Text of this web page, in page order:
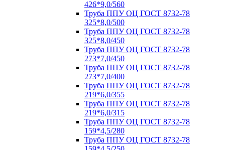
426*9,0/560
Труба ППУ ОЦ ГОСТ 8732-78
325*8,0/500
Труба ППУ ОЦ ГОСТ 8732-78
325*8,0/450
Труба ППУ ОЦ ГОСТ 8732-78
273*7,0/450
Труба ППУ ОЦ ГОСТ 8732-78
273*7,0/400
Труба ППУ ОЦ ГОСТ 8732-78
219*6,0/355
Труба ППУ ОЦ ГОСТ 8732-78
219*6,0/315
Труба ППУ ОЦ ГОСТ 8732-78
159*4,5/280
Труба ППУ ОЦ ГОСТ 8732-78